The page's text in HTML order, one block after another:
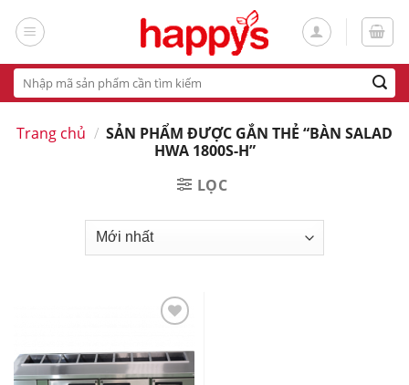
Tìm
kiếm:
Trang chủ / SẢN PHẨM ĐƯỢC GẮN THẺ “BÀN SALAD
HWA 1800S-H”
LỌC
Add
to
wishlist